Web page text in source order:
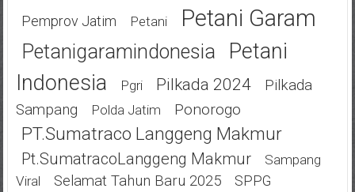
Pemprov Jatim Petani Petani Garam
Petanigaramindonesia
Petani
Indonesia
Pgri Pilkada 2024
Pilkada
Sampang
Polda Jatim Ponorogo
PT.Sumatraco Langgeng Makmur
Pt.SumatracoLanggeng Makmur
Sampang
Viral
Selamat Tahun Baru 2025
SPPG